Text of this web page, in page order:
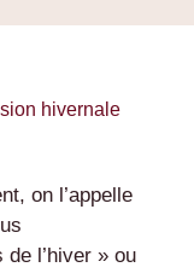
hivernale
on l’appelle
l’hiver » ou